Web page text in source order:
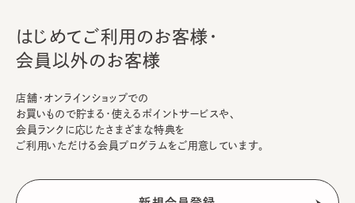
はじめてご利用のお客様・
会員以外のお客様
店舗・オンラインショップでの
お買いもので貯まる・使えるポイントサービスや、
会員ランクに応じたさまざまな特典を
ご利用いただける会員プログラムをご用意しています。